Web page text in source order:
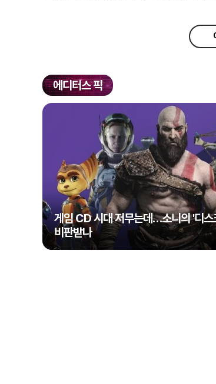
에디터스 픽
게임 CD 시대 저무는데…소니의 '디스
비판받나